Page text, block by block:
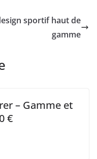
sportif haut de
gamme
– Gamme et
€